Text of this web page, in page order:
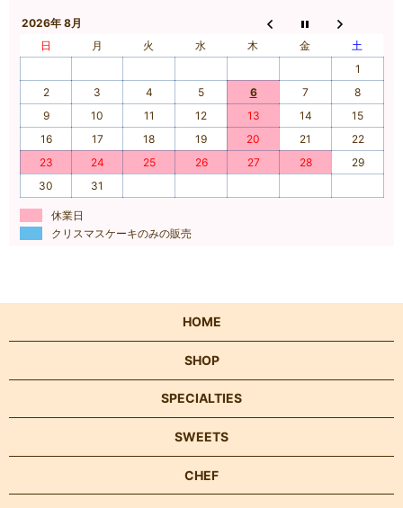
2026年 8月
日
月 火 水 木 金
土
1
2
3 4 5 6 7
8
9
10 11 12 13 14
15
16
17 18 19 20 21
22
23
24 25 26 27 28
29
30
31
休業日
クリスマスケーキのみの販売
HOME
SHOP
SPECIALTIES
SWEETS
CHEF